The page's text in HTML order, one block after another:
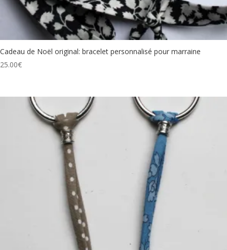
Cadeau de Noël original: bracelet personnalisé pour marraine
25.00€